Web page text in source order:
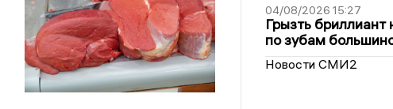
04/08/2026 15:27
Грызть
по зубам
Новости СМИ2